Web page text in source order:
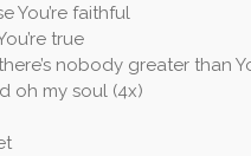
You’re faithful
true
nobody greater than
oh my soul (4x)